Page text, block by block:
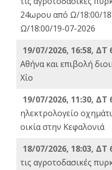
24ωρου από Ω/18:00/
Ω/18:00/19-07-2026
19/07/2026, 16:58, ΔΤ
Αθήνα και επιβολή
Χίο
19/07/2026, 11:30, ΔΤ
ηλεκτρολογείο
οικία στην Κεφαλονιά
18/07/2026, 18:03, ΔΤ
τις αγροτοδασικές